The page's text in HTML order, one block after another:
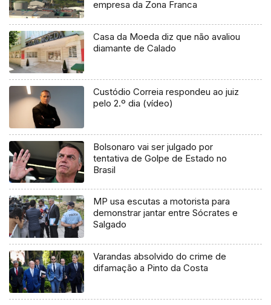
empresa da Zona Franca
Casa da Moeda diz que não avaliou
diamante de Calado
Custódio Correia respondeu ao juiz
pelo 2.º dia (vídeo)
Bolsonaro vai ser julgado por
tentativa de Golpe de Estado no
Brasil
MP usa escutas a motorista para
demonstrar jantar entre Sócrates e
Salgado
Varandas absolvido do crime de
difamação a Pinto da Costa